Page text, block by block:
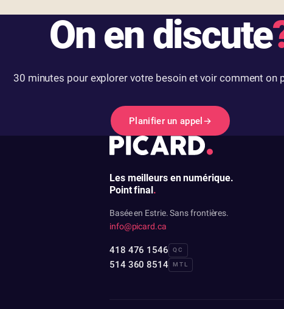
On en discute
30 minutes pour explorer votre besoin et voir comment on
Planifier un appel →
Les meilleurs en numérique.
Point final .
Basée en Estrie. Sans frontières.
info@picard.ca
418 476 1546 QC
514 360 8514 MTL